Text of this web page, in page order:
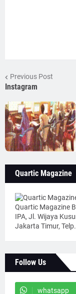
Previous Post
Instagram
Quartic Magazine
Quartic Magazine
IPA, Jl. Wijaya
Jakarta Timur,
Follow Us
whatsapp